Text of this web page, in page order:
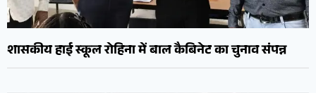
शासकीय हाई स्कूल रोहिना में बाल कैबिनेट का चुनाव संपन्न